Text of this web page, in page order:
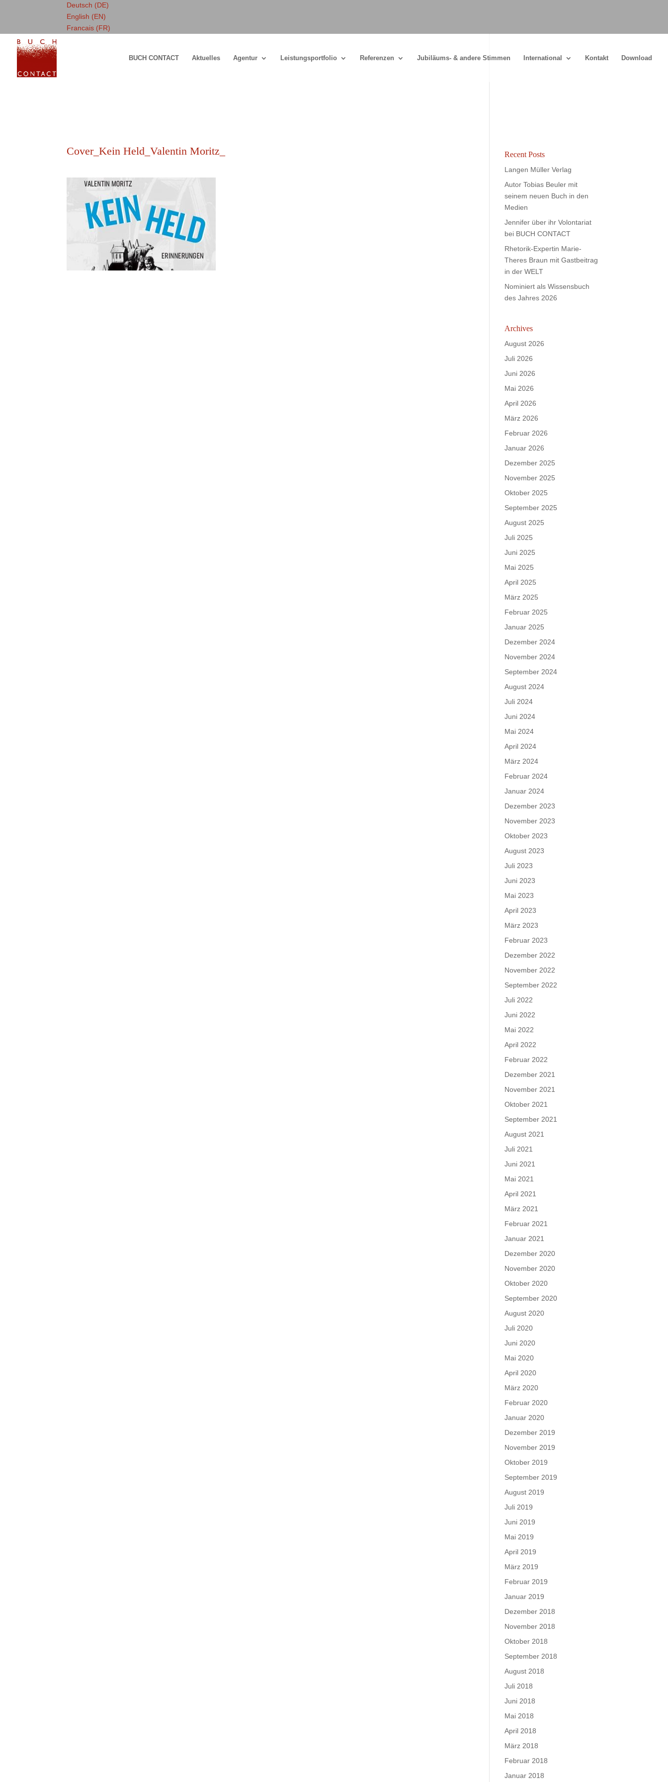
Deutsch (DE)
English (EN)
Francais (FR)
BUCH CONTACT Aktuelles Agentur Leistungsportfolio Referenzen Jubiläums- & andere Stimmen International Kontakt Download
Cover_Kein Held_Valentin Moritz_ Recent Posts
Langen Müller Verlag
Autor Tobias Beuler mit
seinem neuen Buch in den
Medien
Jennifer über ihr Volontariat
bei BUCH CONTACT
Rhetorik-Expertin Marie-
Theres Braun mit Gastbeitrag
in der WELT
Nominiert als Wissensbuch
des Jahres 2026
Archives
August 2026
Juli 2026
Juni 2026
Mai 2026
April 2026
März 2026
Februar 2026
Januar 2026
Dezember 2025
November 2025
Oktober 2025
September 2025
August 2025
Juli 2025
Juni 2025
Mai 2025
April 2025
März 2025
Februar 2025
Januar 2025
Dezember 2024
November 2024
September 2024
August 2024
Juli 2024
Juni 2024
Mai 2024
April 2024
März 2024
Februar 2024
Januar 2024
Dezember 2023
November 2023
Oktober 2023
August 2023
Juli 2023
Juni 2023
Mai 2023
April 2023
März 2023
Februar 2023
Dezember 2022
November 2022
September 2022
Juli 2022
Juni 2022
Mai 2022
April 2022
Februar 2022
Dezember 2021
November 2021
Oktober 2021
September 2021
August 2021
Juli 2021
Juni 2021
Mai 2021
April 2021
März 2021
Februar 2021
Januar 2021
Dezember 2020
November 2020
Oktober 2020
September 2020
August 2020
Juli 2020
Juni 2020
Mai 2020
April 2020
März 2020
Februar 2020
Januar 2020
Dezember 2019
November 2019
Oktober 2019
September 2019
August 2019
Juli 2019
Juni 2019
Mai 2019
April 2019
März 2019
Februar 2019
Januar 2019
Dezember 2018
November 2018
Oktober 2018
September 2018
August 2018
Juli 2018
Juni 2018
Mai 2018
April 2018
März 2018
Februar 2018
Januar 2018